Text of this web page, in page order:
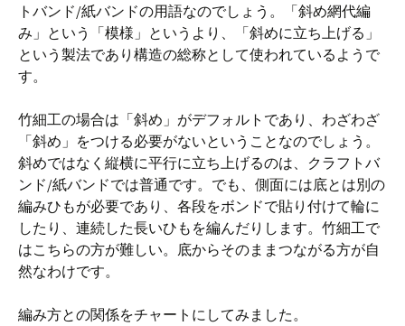
トバンド/紙バンドの用語なのでしょう。「斜め網代編
み」という「模様」というより、「斜めに立ち上げる」
という製法であり構造の総称として使われているようで
す。
竹細工の場合は「斜め」がデフォルトであり、わざわざ
「斜め」をつける必要がないということなのでしょう。
斜めではなく縦横に平行に立ち上げるのは、クラフトバ
ンド/紙バンドでは普通です。でも、側面には底とは別の
編みひもが必要であり、各段をボンドで貼り付けて輪に
したり、連続した長いひもを編んだりします。竹細工で
はこちらの方が難しい。底からそのままつながる方が自
然なわけです。
編み方との関係をチャートにしてみました。